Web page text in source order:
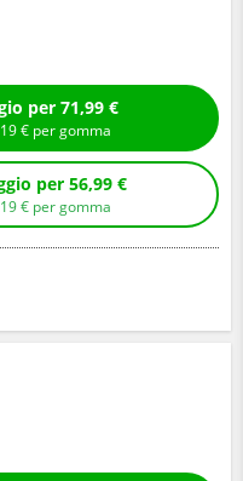
Compra con montaggio per 71,99 €
19€ per gomma
Compra senza montaggio per 56,99 €
19€ per gomma